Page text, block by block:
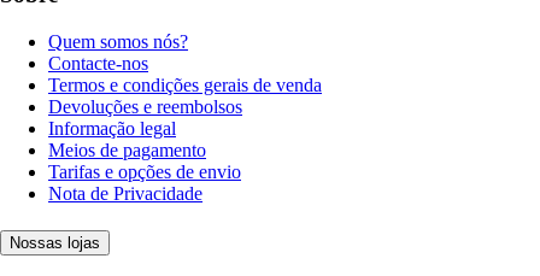
Quem somos nós?
Contacte-nos
Termos e condições gerais de venda
Devoluções e reembolsos
Informação legal
Meios de pagamento
Tarifas e opções de envio
Nota de Privacidade
Nossas lojas